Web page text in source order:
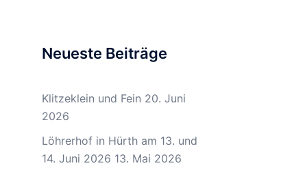
Neueste Beiträge
Klitzeklein und Fein 20. Juni
2026
Löhrerhof in Hürth am 13. und
14. Juni 2026 13. Mai 2026